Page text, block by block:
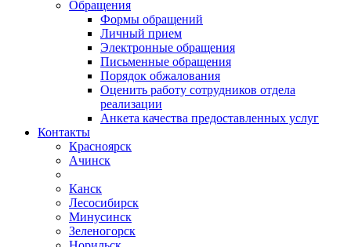
Обращения
Формы обращений
Личный прием
Электронные обращения
Письменные обращения
Порядок обжалования
Оценить работу сотрудников отдела
реализации
Анкета качества предоставленных услуг
Контакты
Красноярск
Ачинск
Канск
Лесосибирск
Минусинск
Зеленогорск